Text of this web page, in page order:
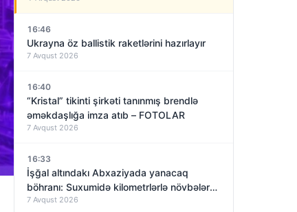
16:46
Ukrayna öz ballistik raketlərini hazırlayır
7 Avqust 2026
16:40
“Kristal” tikinti şirkəti tanınmış brendlə
əməkdaşlığa imza atıb – FOTOLAR
7 Avqust 2026
16:33
İşğal altındakı Abxaziyada yanacaq
böhranı: Suxumidə kilometrlərlə növbələr
yaranıb
7 Avqust 2026